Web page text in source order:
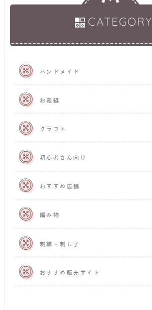
CATEGORY
ハンドメイド
お裁縫
クラフト
初心者さん向け
おすすめ店舗
編み物
刺繍・刺し子
おすすめ販売サイト